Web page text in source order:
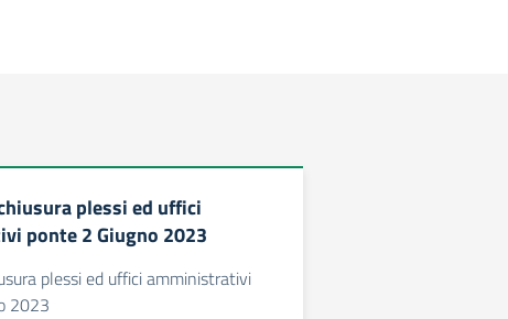
plessi ed uffici
ponte 2 Giugno 2023
plessi ed uffici amministrativi
2023